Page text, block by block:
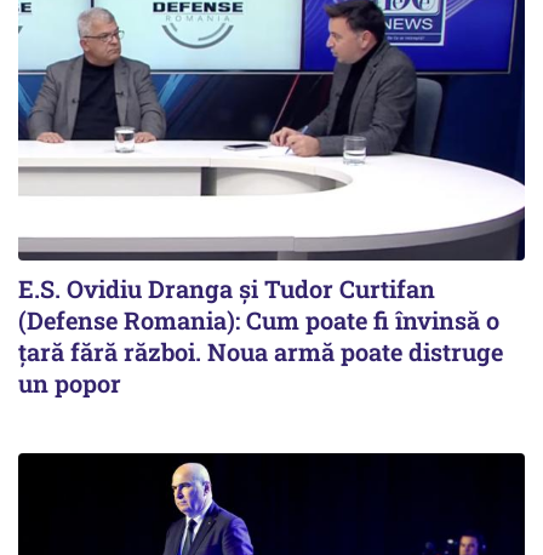
E.S. Ovidiu Dranga și Tudor Curtifan
(Defense Romania): Cum poate fi învinsă o
țară fără război. Noua armă poate distruge
un popor